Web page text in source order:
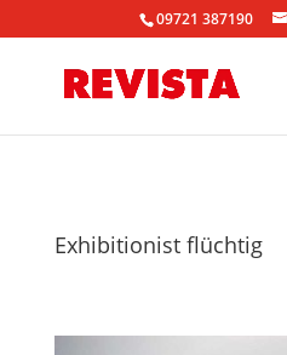
09721 387190
Exhibitionist flüchtig